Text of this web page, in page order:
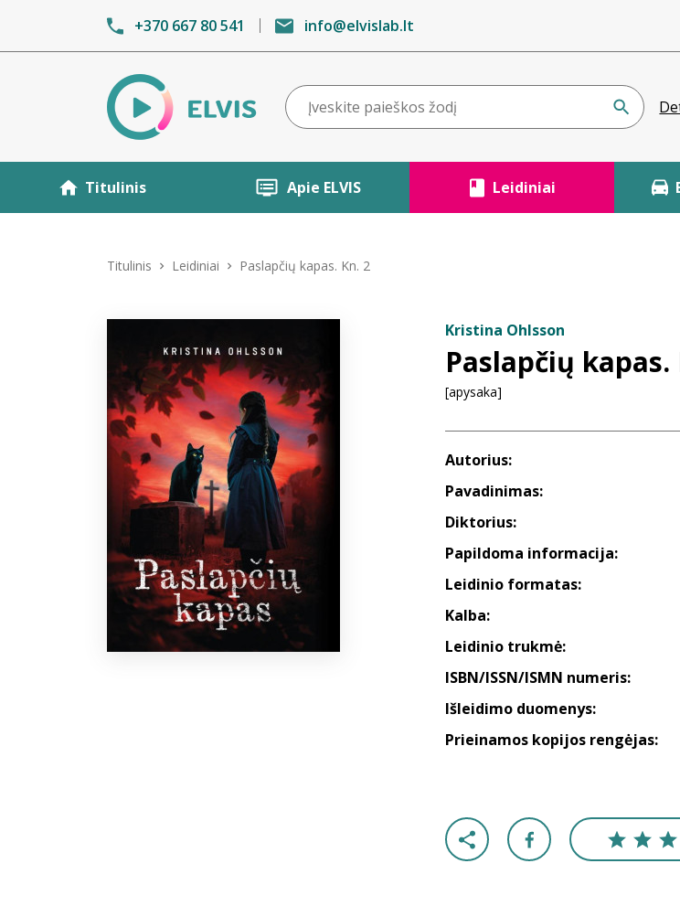
+370 667 80 541 info@elvislab.lt
Titulinis Apie ELVIS Leidiniai
Titulinis Leidiniai Paslapčių kapas. Kn. 2
Kristina Ohlsson
Paslapčių kapas.
[apysaka]
Autorius:
Pavadinimas:
Diktorius:
Papildoma informacija:
Leidinio formatas:
Kalba:
Leidinio trukmė:
ISBN/ISSN/ISMN numeris:
Išleidimo duomenys:
Prieinamos kopijos rengėjas: